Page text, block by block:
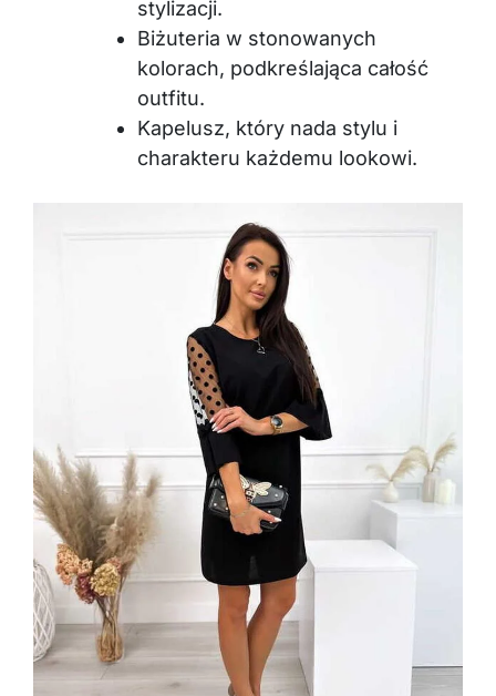
stylizacji.
Biżuteria w stonowanych
kolorach, podkreślająca całość
outfitu.
Kapelusz, który nada stylu i
charakteru każdemu lookowi.